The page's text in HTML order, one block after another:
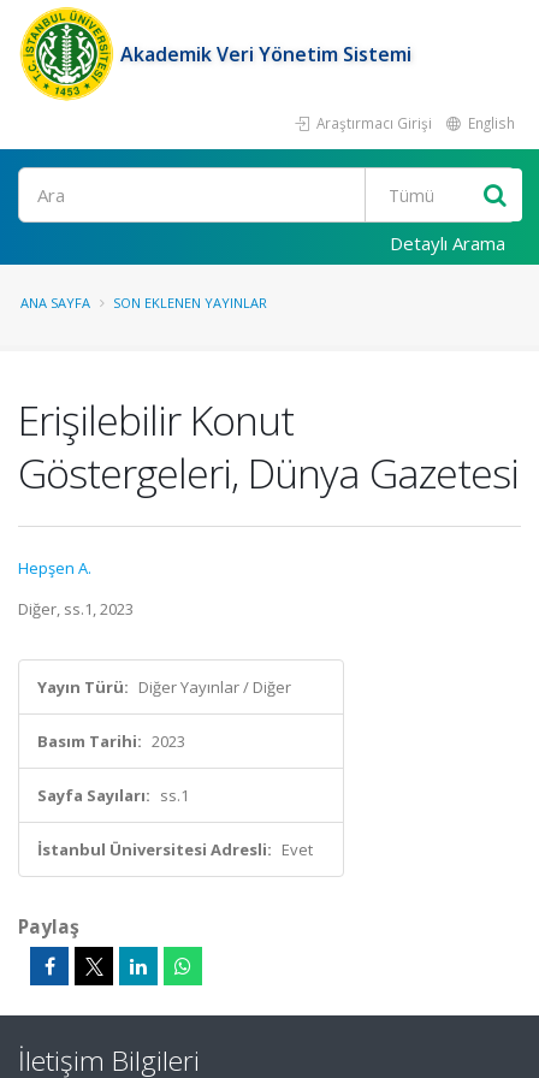
Akademik Veri Yönetim Sistemi
Araştırmacı Girişi English
Ara
Detaylı Arama
ANA SAYFA SON EKLENEN YAYINLAR
Erişilebilir Konut
Göstergeleri, Dünya Gazetesi
Hepşen A.
Diğer, ss.1, 2023
Yayın Türü: Diğer Yayınlar / Diğer
Basım Tarihi: 2023
Sayfa Sayıları: ss.1
İstanbul Üniversitesi Adresli: Evet
Paylaş
İletişim Bilgileri